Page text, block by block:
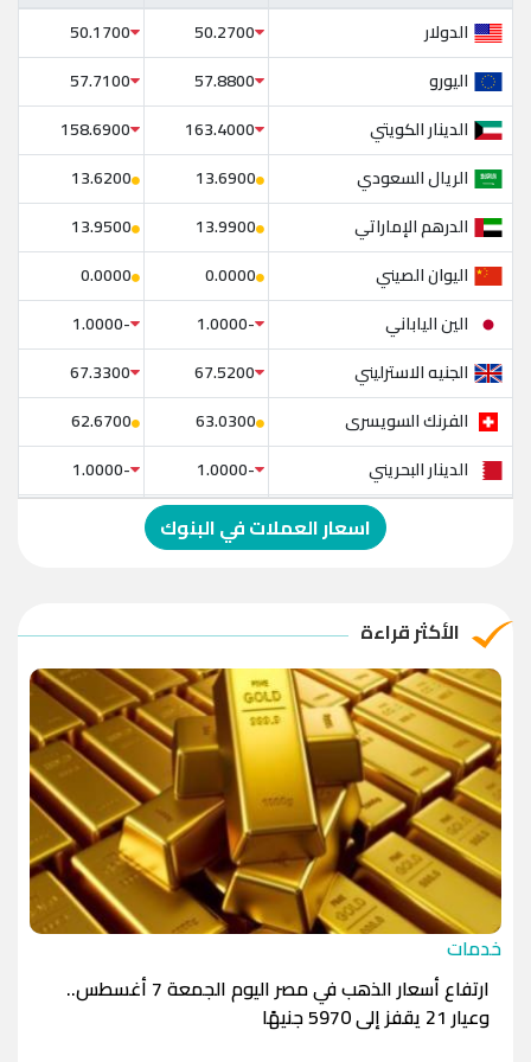
الدولار 50.2700
50.1700
اليورو
57.8800
57.7100
الدينار الكويتي
163.4000
158.6900
الريال السعودي
13.6900
13.6200
الدرهم الإماراتي
13.9900
13.9500
اليوان الصيني
0.0000
0.0000
الين الياباني
-1.0000
-1.0000
الجنيه الاسترليني
67.5200
67.3300
الفرنك السويسرى
63.0300
62.6700
الدينار البحريني
-1.0000
-1.0000
الدولار الإسترالي
-1.0000
الريال القطري
الدينار الأردني
-1.0000
-1.0000
اسعار العملات في البنوك
الأكثر قراءة
خدمات
ارتفاع أسعار الذهب في مصر اليوم الجمعة 7 أغسطس..
وعيار 21 يقفز إلى 5970 جنيهًا